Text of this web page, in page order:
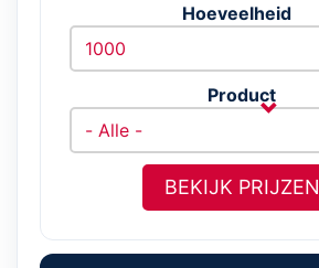
Hoeveelheid
Product
BEKIJK PRIJZEN